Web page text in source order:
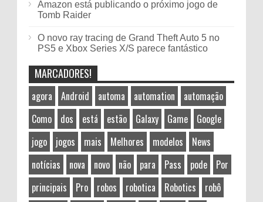
Amazon está publicando o próximo jogo de
Tomb Raider
O novo ray tracing de Grand Theft Auto 5 no
PS5 e Xbox Series X/S parece fantástico
MARCADORES!
agora Android automa automation
automação
Como
dos está estão Galaxy Game
Google
jogo
jogos mais Melhores modelos
News
notícias
nova novo não para Pass pode
Por
principais
Pro robos robotica Robotics
robô